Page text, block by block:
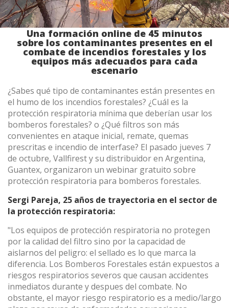
¿Has olvidado tu contraseña?
o
Crear una cuenta
Autobombas forestales
Aerial
Accesorios
ES EN FR DE IT PT
(+34) 93 867 87 79
Contáctanos
Una formación online de 45 minutos
sobre los contaminantes presentes en el
combate de incendios forestales y los
equipos más adecuados para cada
escenario
¿Sabes qué tipo de contaminantes están presentes en
el humo de los incendios forestales? ¿Cuál es la
protección respiratoria mínima que deberían usar los
bomberos forestales? o ¿Qué filtros son más
convenientes en ataque inicial, remate, quemas
prescritas e incendio de interfase? El pasado jueves 7
de octubre, Vallfirest y su distribuidor en Argentina,
Guantex, organizaron un webinar gratuito sobre
protección respiratoria para bomberos forestales.
Sergi Pareja, 25 años de trayectoria en el sector de
la protección respiratoria:
"Los equipos de protección respiratoria no protegen
por la calidad del filtro sino por la capacidad de
aislarnos del peligro: el sellado es lo que marca la
diferencia. Los Bomberos Forestales están expuestos a
riesgos respiratorios severos que causan accidentes
inmediatos durante y despues del combate. No
obstante, el mayor riesgo respiratorio es a medio/largo
Modificar cookies